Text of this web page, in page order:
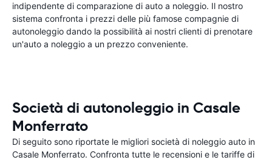
indipendente di comparazione di auto a noleggio. Il nostro
sistema confronta i prezzi delle più famose compagnie di
autonoleggio dando la possibilità ai nostri clienti di prenotare
un'auto a noleggio a un prezzo conveniente.
Società di autonoleggio in Casale
Monferrato
Di seguito sono riportate le migliori società di noleggio auto in
Casale Monferrato. Confronta tutte le recensioni e le tariffe di